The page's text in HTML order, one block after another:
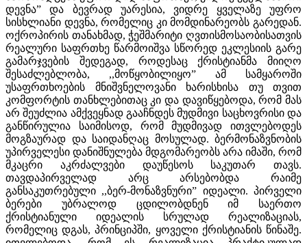
დევნა” და ბევრად უარესია, ვიდრე ყველაზე უფრო
სისხლიანი დევნა, რომელიც კი მომდინარეობს გარედან.
ოქროპირის თანახმად, ჭეშმარიტი ღვთისმოსაობისათვის
რეალური საფრთხე წარმოიშვა სწორედ ეკლესიის გარე
გამარჯვების შედეგად, როდესაც ქრისტიანმა მიიღო
შესაძლებლობა, ,,მოწყობილიყო” ამ სამყაროში
უსაფრთხოების მნიშვნელოვანი ხარისხისა თუ თვით
კომფორტის თანხლებითაც კი და დავიწყებოდა, რომ მას
არ შეუძლია ამქვეყნად გააჩნდეს მუდმივი საცხოვრისი და
განწირულია საიმისოდ, რომ მუდმივად ითვლებოდეს
მოგზაურად და საიდანღაც მოსულად. ბერმონაზვნობის
უპირველესი დანიშნულება მდგომარეობს არა იმაში, რომ
მკაცრი აკრძალვები დაუწესოს საკუთარ თავს.
თავდაპირველად არც არსებობდა რაიმე
განსაკუთრებული ,,ბერ-მონაზვნური” იდეალი. პირველი
ბერები უბრალოდ ცდილობდნენ იმ საერთო
ქრისტიანული იდეალის სრულად რეალიზაციას,
რომელიც დგას, პრინციპში, ყოველი ქრისტიანის წინაშე.